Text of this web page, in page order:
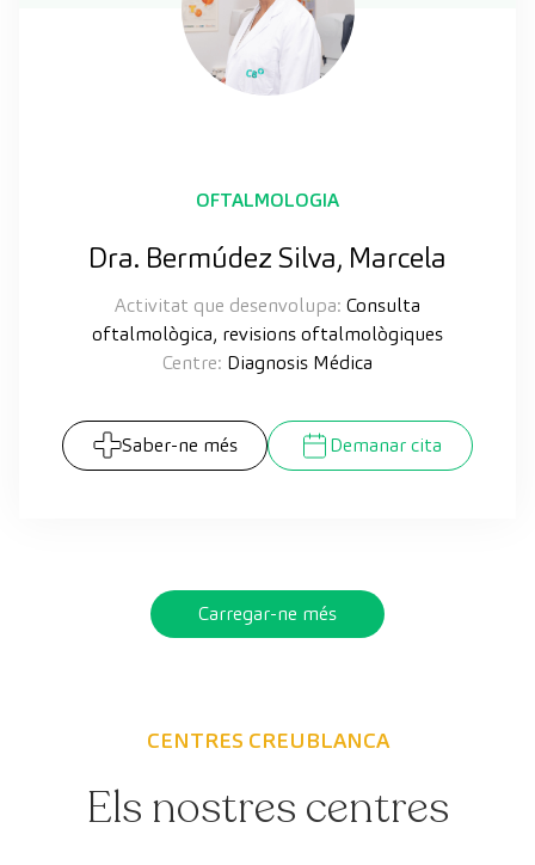
OFTALMOLOGIA
Dra. Bermúdez Silva, Marcela
Activitat que desenvolupa: Consulta
oftalmològica, revisions oftalmològiques
Centre: Diagnosis Médica
Saber-ne més Demanar cita
Carregar-ne més
CENTRES CREUBLANCA
Els nostres centres